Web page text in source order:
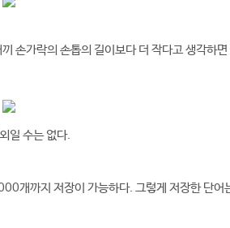
손가락의 손톱의 길이보다 더 작다고 생각하면
일 수는 없다.
개까지 저장이 가능하다. 그렇게 저장한 단어